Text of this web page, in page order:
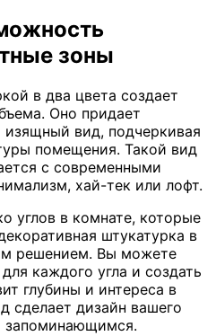
зоны
в два цвета создает
Оно придает
вид, подчеркивая
помещения. Такой вид
с современными
хай-тек или лофт.
углов в комнате, которые
штукатурка в
решением. Вы можете
каждого угла и создать
глубины и интереса в
сделает дизайн вашего
запоминающимся.